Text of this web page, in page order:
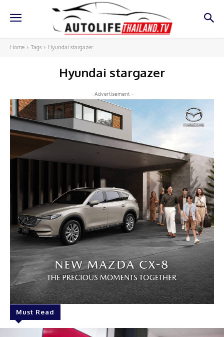
Home Tags Hyundai stargazer
Hyundai stargazer
- Advertisement -
Must Read